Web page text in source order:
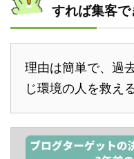
すれば集客で
理由は簡単で、過
じ環境の人を救え